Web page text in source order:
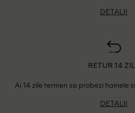
DETALII
RETUR 14
Ai 14 zile termen sa probezi hainele
DETALII